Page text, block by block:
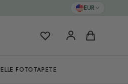
EUR
Meine FavoritenWarenkorb
FOTOTAPETE